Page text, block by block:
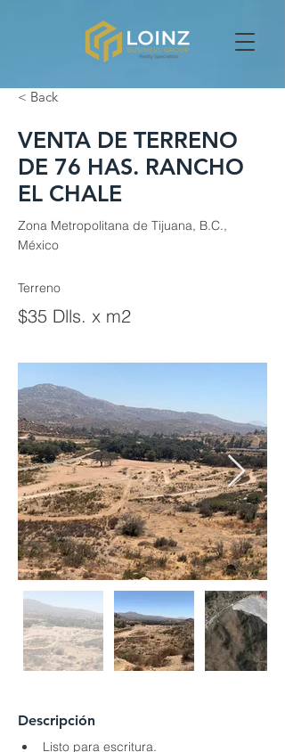
< Back
VENTA DE TERRENO
DE 76 HAS. RANCHO
EL CHALE
Zona Metropolitana de Tijuana, B.C.,
México
Terreno
$35 Dlls. x m2
Descripción
Listo para escritura.